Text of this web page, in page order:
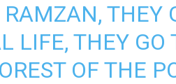
RAMZAN, THEY
LIFE, THEY GO
OF THE